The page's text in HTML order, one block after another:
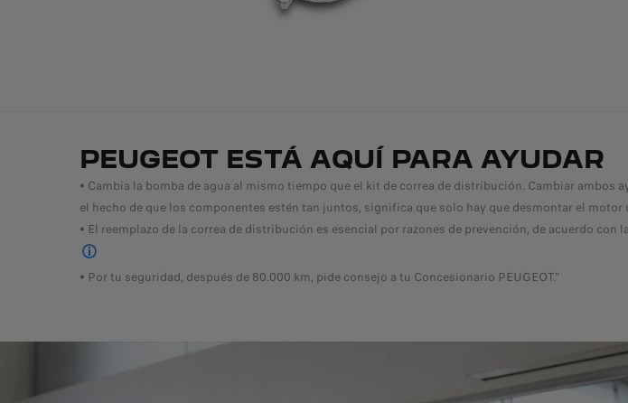
PEUGEOT ESTÁ AQUÍ PARA AYUDAR
• Cambia la bomba de agua al mismo tiempo que el kit de correa de distribución. Cambiar
el hecho de que los componentes estén tan juntos, significa que solo hay que desmontar el motor
• El reemplazo de la correa de distribución es esencial por razones de prevención, de acuerdo con
• Por tu seguridad, después de 80.000 km, pide consejo a tu Concesionario PEUGEOT."